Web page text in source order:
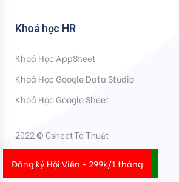
Đăng ký Hội Viên - 299k/1 tháng
Khoá học HR
Khoá Học AppSheet
Khoá Học Google Data Studio
Khoá Học Google Sheet
2022 © Gsheet Tô Thuật